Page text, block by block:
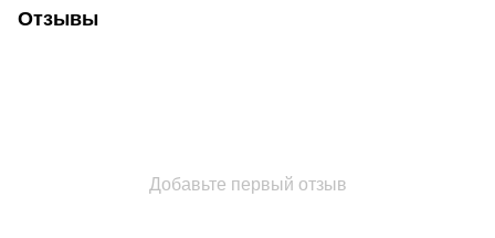
Отзывы
Добавьте первый отзыв